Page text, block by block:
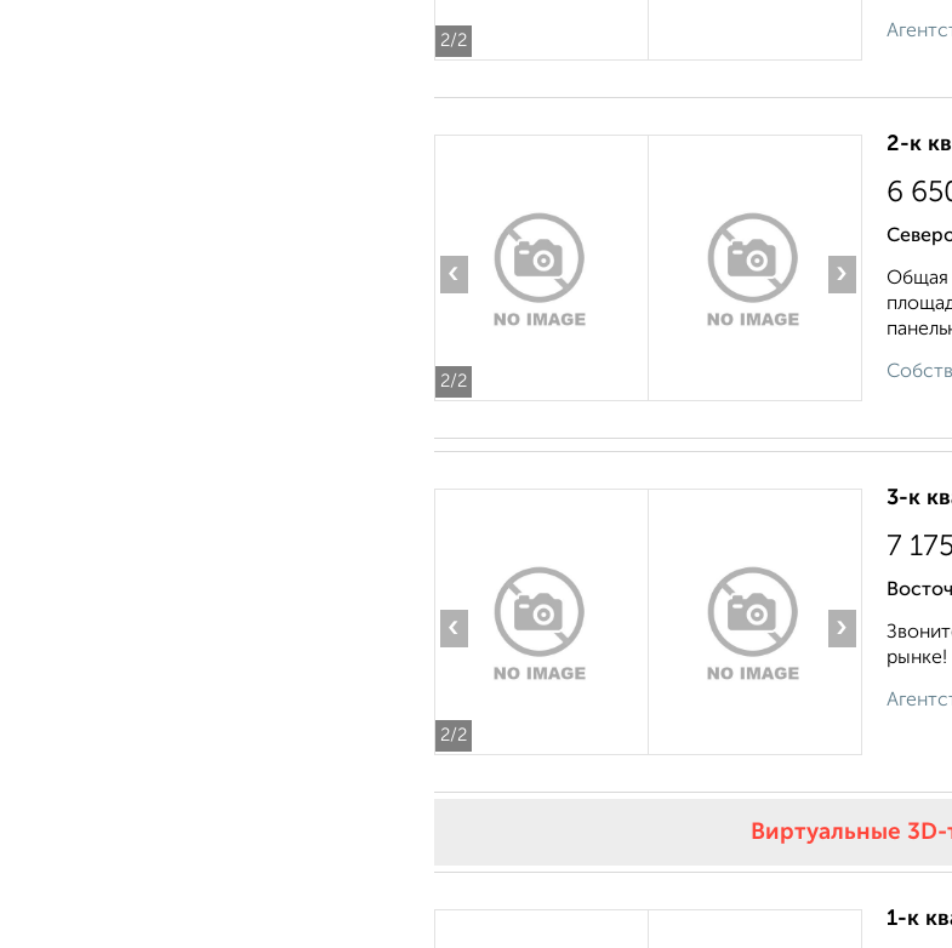
2/2
2/2
‹ ›
2-к
6
Общая
2/2
‹ ›
3-к
7
рынке!
Виртуальные
1-к